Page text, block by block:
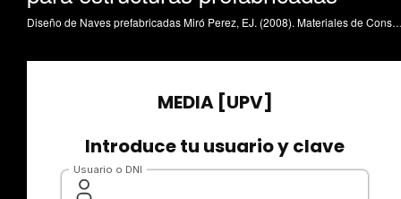
Diseño de Naves prefabricadas Miró Perez, EJ. (2008). Materiales de Construcción. Aplicaciones. Parte I